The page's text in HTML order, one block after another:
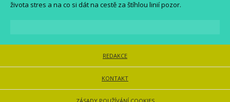
života stres a na co si dát na cestě za štíhlou linií pozor.
REDAKCE
KONTAKT